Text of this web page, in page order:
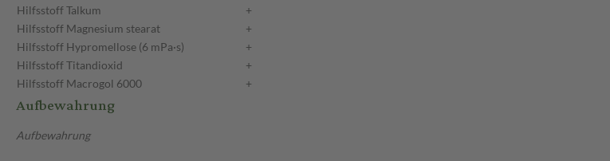
HilfsstoffTalkum
+
Hilfsstoff Magnesium stearat
+
Hilfsstoff Hypromellose (6 mPa·s)
+
HilfsstoffTitandioxid
+
Hilfsstoff Macrogol 6000 +
Aufbewahrung
Aufbewahrung